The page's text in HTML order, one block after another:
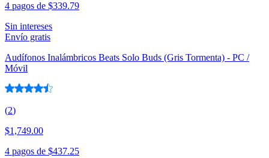
4 pagos de $339.79
Sin intereses
Envío gratis
Audífonos Inalámbricos Beats Solo Buds (Gris Tormenta) - PC /
Móvil
(2)
$1,749.00
4 pagos de $437.25